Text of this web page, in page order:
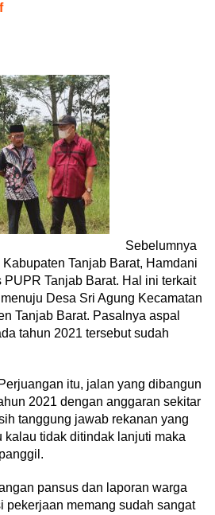
Sebelumnya
Tanjab Barat, Hamdani
Tanjab Barat. Hal ini terkait
Desa Sri Agung Kecamatan
Tanjab Barat. Pasalnya aspal
tahun 2021 tersebut sudah
itu, jalan yang dibangun
2021 dengan anggaran sekitar
tanggung jawab rekanan yang
kalau tidak ditindak lanjuti maka
pansus dan laporan warga
pekerjaan memang sudah sangat